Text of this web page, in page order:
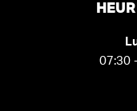
07:30